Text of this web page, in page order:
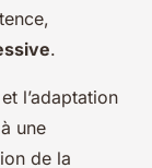
.
l’adaptation
une
de la